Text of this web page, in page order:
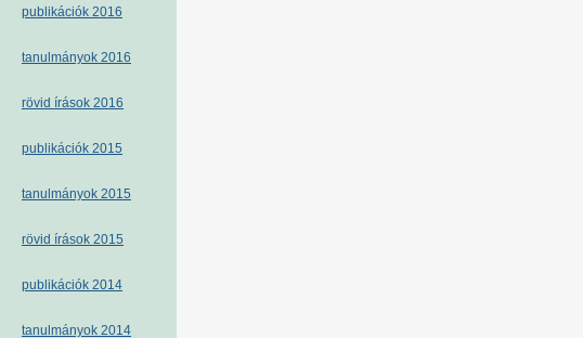
publikációk 2016
tanulmányok 2016
rövid írások 2016
publikációk 2015
tanulmányok 2015
rövid írások 2015
publikációk 2014
tanulmányok 2014